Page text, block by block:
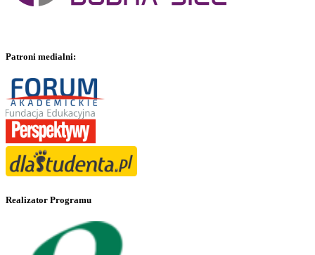
Patroni medialni:
Realizator Programu